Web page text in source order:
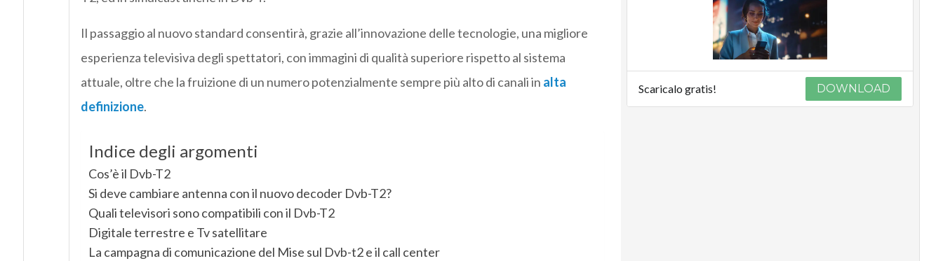
Il passaggio al nuovo standard consentirà, grazie all’innovazione delle tecnologie, una migliore
esperienza televisiva degli spettatori, con immagini di qualità superiore rispetto al sistema
attuale, oltre che la fruizione di un numero potenzialmente sempre più alto di canali in alta
definizione.
Indice degli argomenti
Cos’è il Dvb-T2
Si deve cambiare antenna con il nuovo decoder Dvb-T2?
Quali televisori sono compatibili con il Dvb-T2
Digitale terrestre e Tv satellitare
La campagna di comunicazione del Mise sul Dvb-t2 e il call center
Scaricalo gratis! DOWNLOAD